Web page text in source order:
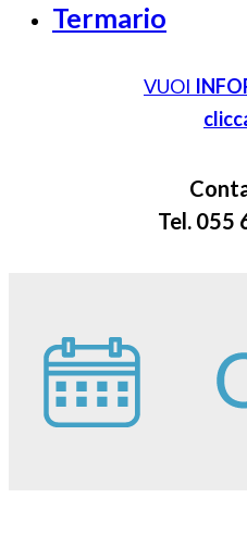
Termario
VUOI
Tel. 055